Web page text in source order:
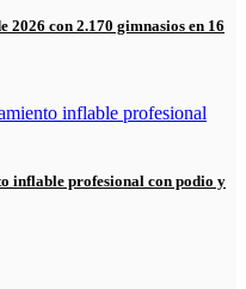
con 2.170 gimnasios en 16
inflable profesional con podio y